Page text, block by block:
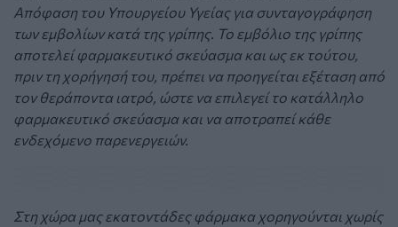
Απόφαση του Υπουργείου Υγείας για συνταγογράφηση
των εμβολίων κατά της γρίπης. Το εμβόλιο της γρίπης
αποτελεί φαρμακευτικό σκεύασμα και ως εκ τούτου,
πριν τη χορήγησή του, πρέπει να προηγείται εξέταση από
τον θεράποντα ιατρό, ώστε να επιλεγεί το κατάλληλο
φαρμακευτικό σκεύασμα και να αποτραπεί κάθε
ενδεχόμενο παρενεργειών.
Στη χώρα μας εκατοντάδες φάρμακα χορηγούνται χωρίς